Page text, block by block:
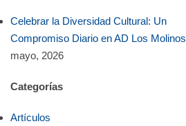
Celebrar la Diversidad Cultural: Un
Compromiso Diario en AD Los Molinos
mayo, 2026
Categorías
Artículos